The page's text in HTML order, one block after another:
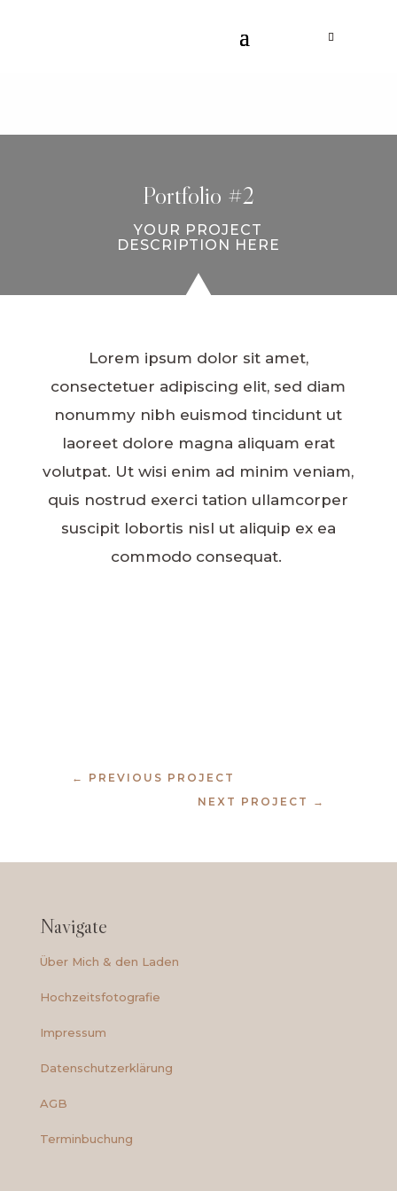
Portfolio #2
YOUR PROJECT
DESCRIPTION HERE
Lorem ipsum dolor sit amet,
consectetuer adipiscing elit, sed diam
nonummy nibh euismod tincidunt ut
laoreet dolore magna aliquam erat
volutpat. Ut wisi enim ad minim veniam,
quis nostrud exerci tation ullamcorper
suscipit lobortis nisl ut aliquip ex ea
commodo consequat.
← PREVIOUS PROJECT
NEXT PROJECT
→
Navigate
Über Mich & den Laden
Hochzeitsfotografie
Impressum
Datenschutzerklärung
AGB
Terminbuchung